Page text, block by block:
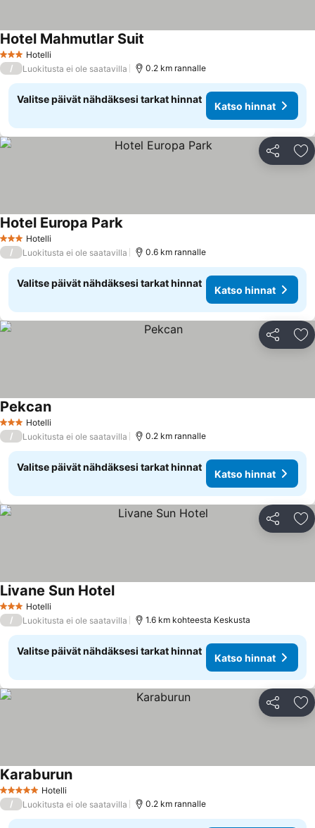
3 Tähtiluokitus
Hotelli
Hotel Mahmutlar Suit
/ Luokitusta ei ole saatavilla 0.2 km rannalle
Valitse päivät nähdäksesi tarkat hinnat
Katso hinnat
Jaa
3 Tähtiluokitus
Hotelli
Hotel Europa Park
/ Luokitusta ei ole saatavilla 0.6 km rannalle
Valitse päivät nähdäksesi tarkat hinnat
Katso hinnat
Jaa
3 Tähtiluokitus
Hotelli
Pekcan
/ Luokitusta ei ole saatavilla 0.2 km rannalle
Valitse päivät nähdäksesi tarkat hinnat
Katso hinnat
Jaa
3 Tähtiluokitus
Hotelli
Livane Sun Hotel
/ Luokitusta ei ole saatavilla 1.6 km kohteesta Keskusta
Valitse päivät nähdäksesi tarkat hinnat
Katso hinnat
Jaa
5 Tähtiluokitus
Hotelli
Karaburun
/ Luokitusta ei ole saatavilla 0.2 km rannalle